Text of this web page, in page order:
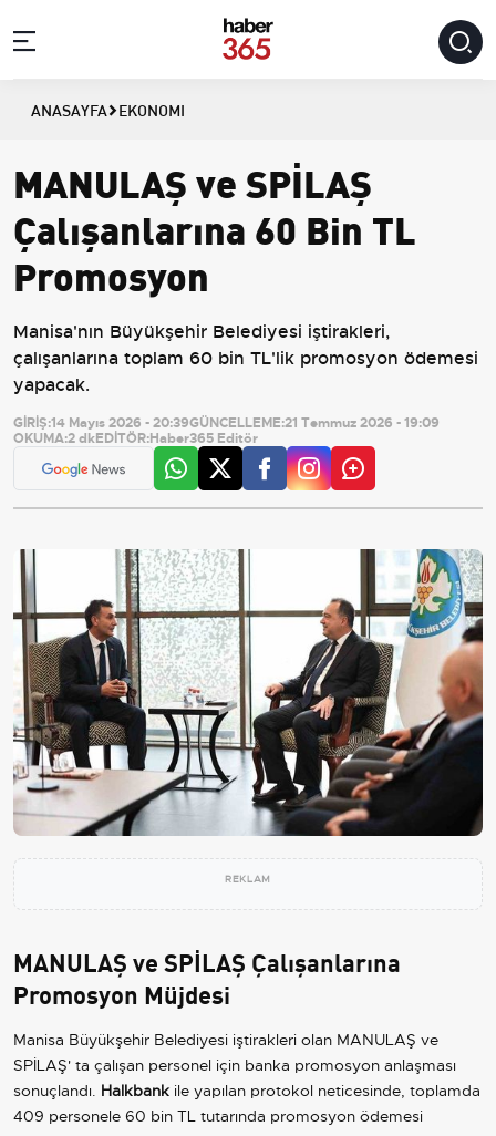
ANASAYFA EKONOMI
MANULAŞ ve SPİLAŞ
Çalışanlarına 60 Bin TL
Promosyon
Manisa'nın Büyükşehir Belediyesi iştirakleri,
çalışanlarına toplam 60 bin TL'lik promosyon ödemesi
yapacak.
GİRİŞ:14 Mayıs 2026 - 20:39GÜNCELLEME:21 Temmuz 2026 - 19:09
OKUMA:2 dkEDİTÖR:Haber365 Editör
REKLAM
MANULAŞ ve SPİLAŞ Çalışanlarına
Promosyon Müjdesi
Manisa Büyükşehir Belediyesi iştirakleri olan MANULAŞ ve
SPİLAŞ' ta çalışan personel için banka promosyon anlaşması
sonuçlandı. Halkbank ile yapılan protokol neticesinde, toplamda
409 personele 60 bin TL tutarında promosyon ödemesi